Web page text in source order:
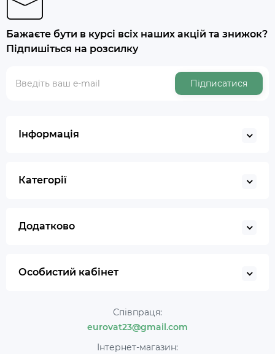
Бажаєте бути в курсі всіх наших акцій та знижок?
Підпишіться на розсилку
Підписатися
Інформація
Категорії
Додатково
Особистий кабінет
Співпраця:
eurovat23@gmail.com
Інтернет-магазин: